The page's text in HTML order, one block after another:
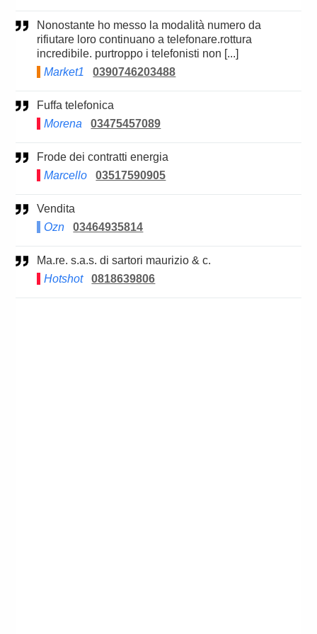
Nonostante ho messo la modalità numero da
rifiutare loro continuano a telefonare.rottura
incredibile. purtroppo i telefonisti non [...]
Market1
0390746203488
Fuffa telefonica
Morena
03475457089
Frode dei contratti energia
Marcello
03517590905
Vendita
Ozn
03464935814
Ma.re. s.a.s. di sartori maurizio & c.
Hotshot
0818639806